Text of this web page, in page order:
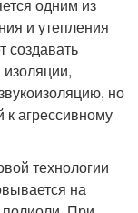
одним из
и утепления
создавать
но
к агрессивному
технологии
на